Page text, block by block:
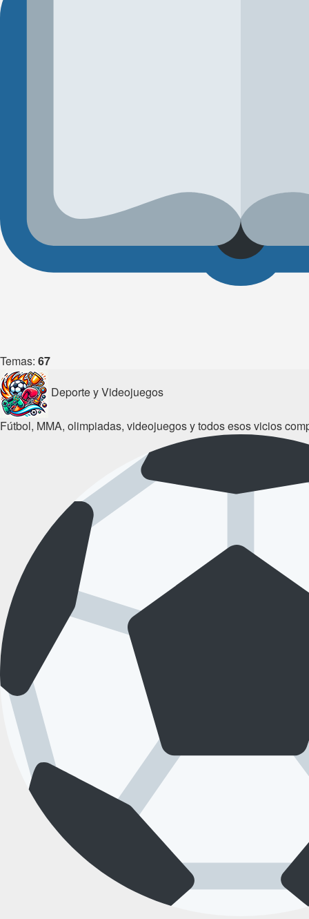
Temas: 67
Deporte y Videojuegos
Fútbol, MMA, olimpiadas, videojuegos y todos esos vicios